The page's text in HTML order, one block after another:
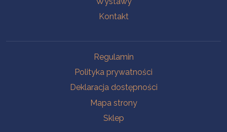
Kontakt
Regulamin
Polityka prywatności
Deklaracja dostępności
Mapa strony
Sklep